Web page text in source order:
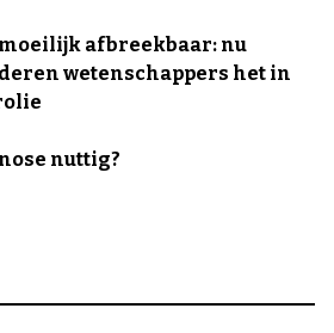
moeilijk afbreekbaar: nu
wetenschappers het in
nuttig?